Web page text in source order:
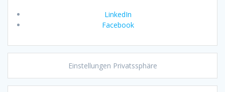
LinkedIn
Facebook
Einstellungen Privatssphäre